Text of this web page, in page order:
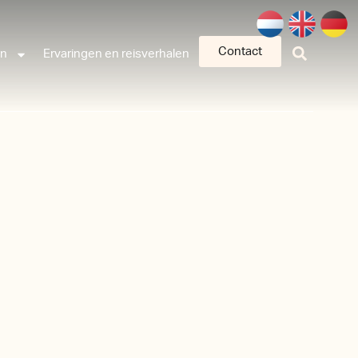
Ervaringen en reisverhalen Contact